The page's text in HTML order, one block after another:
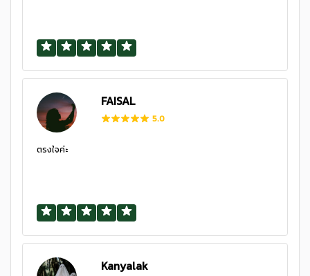
FAISAL
5.0
ตรงใจค่ะ
Kanyalak